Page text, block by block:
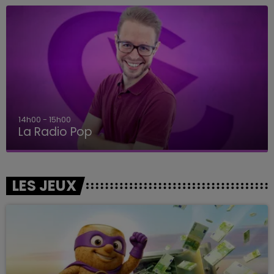
14h00 - 15h00
La Radio Pop
LES JEUX